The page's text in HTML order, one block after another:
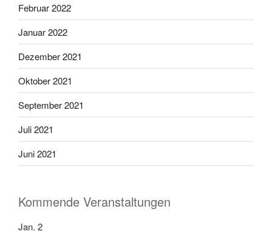
Februar 2022
Januar 2022
Dezember 2021
Oktober 2021
September 2021
Juli 2021
Juni 2021
Kommende Veranstaltungen
Jan. 2